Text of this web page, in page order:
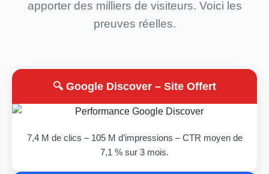
apporter des milliers de visiteurs. Voici les
preuves réelles.
🔍 Google Discover – Site Offert
7,4 M de clics – 105 M d’impressions – CTR moyen de
7,1 % sur 3 mois.